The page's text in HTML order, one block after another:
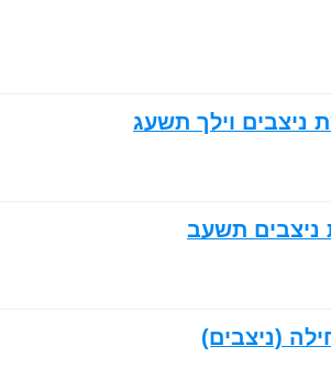
(ניצבים)